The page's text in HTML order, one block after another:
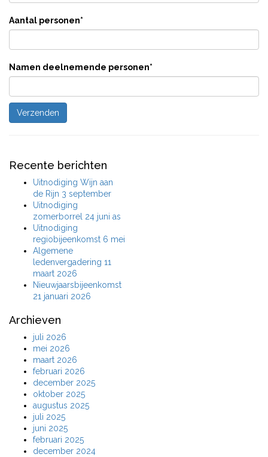
Aantal personen*
Namen deelnemende personen*
Recente berichten
Uitnodiging Wijn aan
de Rijn 3 september
Uitnodiging
zomerborrel 24 juni as
Uitnodiging
regiobijeenkomst 6 mei
Algemene
ledenvergadering 11
maart 2026
Nieuwjaarsbijeenkomst
21 januari 2026
Archieven
juli 2026
mei 2026
maart 2026
februari 2026
december 2025
oktober 2025
augustus 2025
juli 2025
juni 2025
februari 2025
december 2024